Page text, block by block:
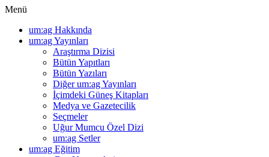
Menü
um:ag Hakkında
um:ag Yayınları
Araştırma Dizisi
Bütün Yapıtları
Bütün Yazıları
Diğer um:ag Yayınları
İçimdeki Güneş Kitapları
Medya ve Gazetecilik
Seçmeler
Uğur Mumcu Özel Dizi
um:ag Setler
um:ag Eğitim